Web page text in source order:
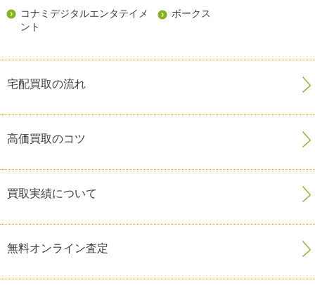
コナミデジタルエンタテイメ
ント
ボークス
宅配買取の流れ
高価買取のコツ
買取実績について
無料オンライン査定